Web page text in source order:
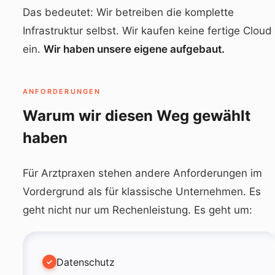
Das bedeutet: Wir betreiben die komplette
Infrastruktur selbst. Wir kaufen keine fertige Cloud
ein. Wir haben unsere eigene aufgebaut.
ANFORDERUNGEN
Warum wir diesen Weg gewählt
haben
Für Arztpraxen stehen andere Anforderungen im
Vordergrund als für klassische Unternehmen. Es
geht nicht nur um Rechenleistung. Es geht um:
Datenschutz